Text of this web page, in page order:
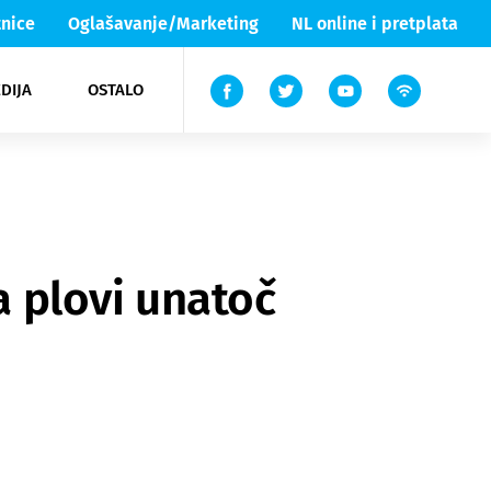
Oglašavanje/Marketing NL online i pretplata
OSTALO
Lika & Senj
TV
plovi unatoč